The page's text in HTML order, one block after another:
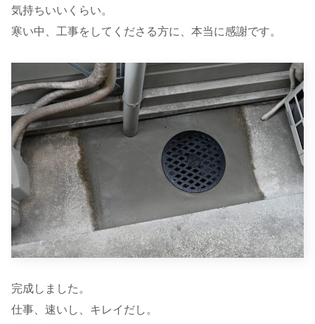
気持ちいいくらい。
寒い中、工事をしてくださる方に、本当に感謝です。
完成しました。
仕事、速いし、キレイだし。